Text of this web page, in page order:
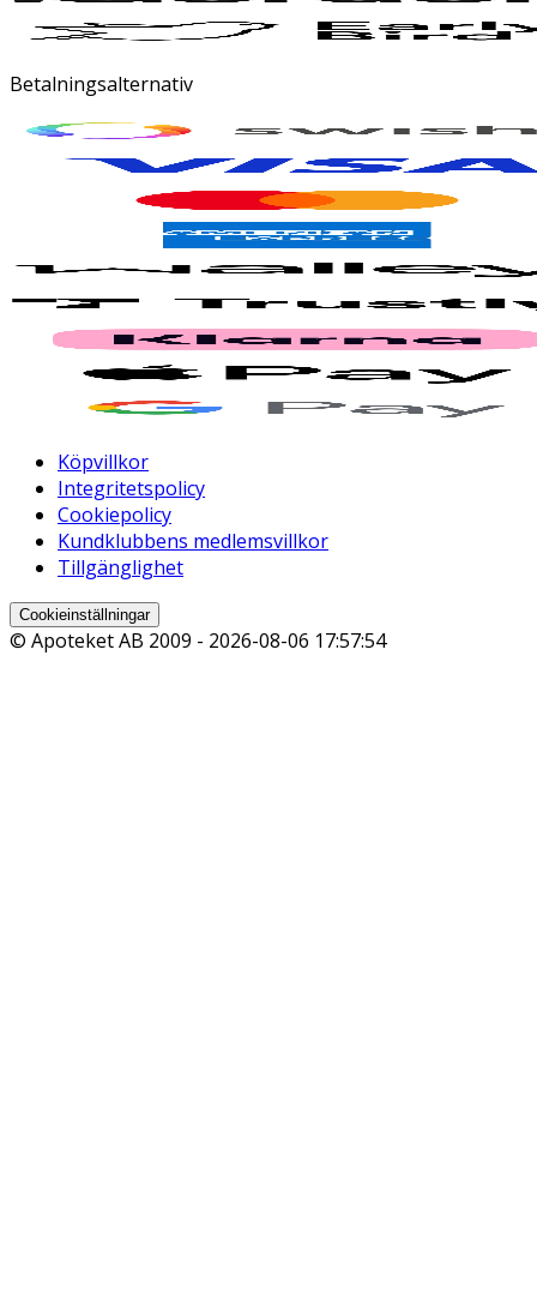
Betalningsalternativ
Köpvillkor
Integritetspolicy
Cookiepolicy
Kundklubbens medlemsvillkor
Tillgänglighet
Cookieinställningar
© Apoteket AB 2009 - 2026-08-06 17:57:54